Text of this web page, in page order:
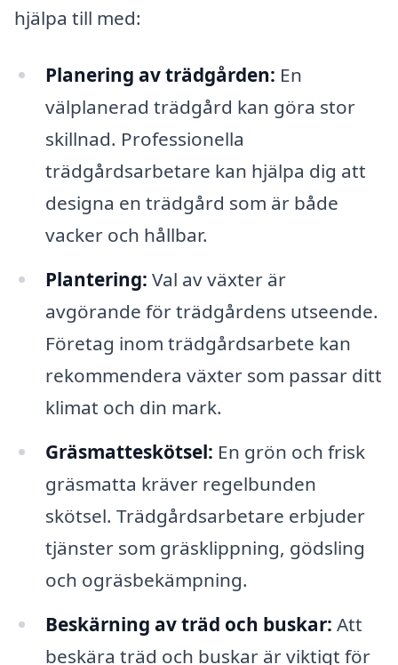
hjälpa till med:
Planering av trädgården: En
välplanerad trädgård kan göra stor
skillnad. Professionella
trädgårdsarbetare kan hjälpa dig att
designa en trädgård som är både
vacker och hållbar.
Plantering: Val av växter är
avgörande för trädgårdens utseende.
Företag inom trädgårdsarbete kan
rekommendera växter som passar ditt
klimat och din mark.
Gräsmatteskötsel: En grön och frisk
gräsmatta kräver regelbunden
skötsel. Trädgårdsarbetare erbjuder
tjänster som gräsklippning, gödsling
och ogräsbekämpning.
Beskärning av träd och buskar: Att
beskära träd och buskar är viktigt för